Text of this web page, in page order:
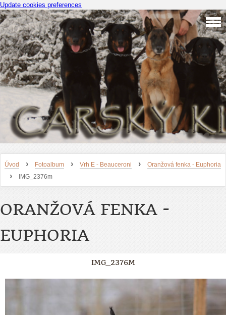
Update cookies preferences
Úvod › Fotoalbum › Vrh E - Beauceroni › Oranžová fenka - Euphoria
› IMG_2376m
ORANŽOVÁ FENKA -
EUPHORIA
IMG_2376M